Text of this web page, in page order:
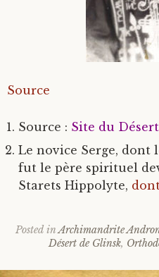
Source
Source : Site du
Le novice Serge, dont
fut le père spirituel
Starets Hippolyte,
Posted inArchimandrite
Désert de Glinsk,